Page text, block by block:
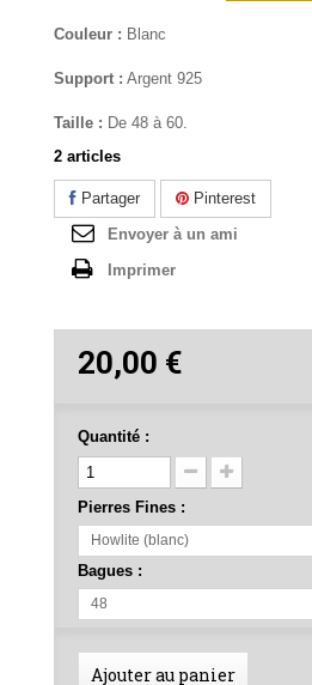
Couleur : Blanc
Support : Argent 925
Taille : De 48 à 60.
2 articles
Partager
Pinterest
Envoyer à un ami
Imprimer
20,00 €
Quantité :
Pierres Fines :
Howlite (blanc)
Bagues :
48
Ajouter au panier